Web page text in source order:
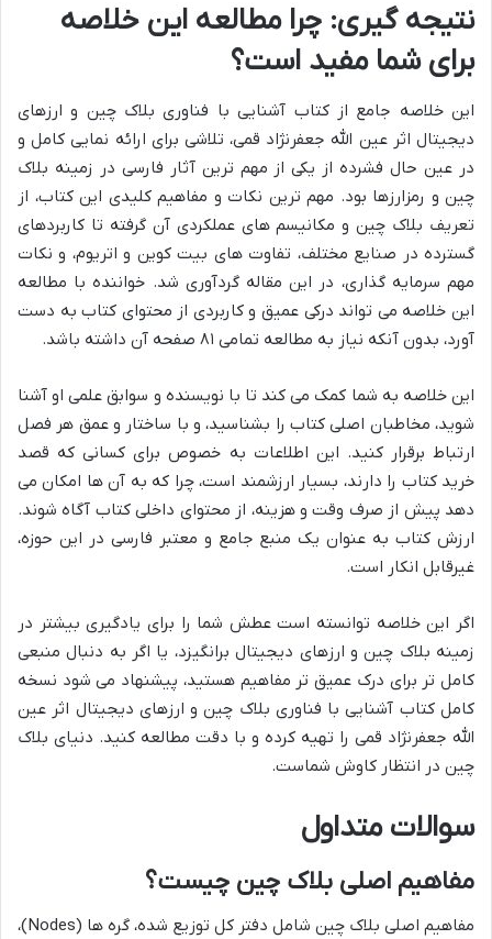
نتیجه گیری: چرا مطالعه این خلاصه
برای شما مفید است؟
این خلاصه جامع از کتاب آشنایی با فناوری بلاک چین و ارزهای
دیجیتال اثر عین الله جعفرنژاد قمی، تلاشی برای ارائه نمایی کامل و
در عین حال فشرده از یکی از مهم ترین آثار فارسی در زمینه بلاک
چین و رمزارزها بود. مهم ترین نکات و مفاهیم کلیدی این کتاب، از
تعریف بلاک چین و مکانیسم های عملکردی آن گرفته تا کاربردهای
گسترده در صنایع مختلف، تفاوت های بیت کوین و اتریوم، و نکات
مهم سرمایه گذاری، در این مقاله گردآوری شد. خواننده با مطالعه
این خلاصه می تواند درکی عمیق و کاربردی از محتوای کتاب به دست
آورد، بدون آنکه نیاز به مطالعه تمامی ۸۱ صفحه آن داشته باشد.
این خلاصه به شما کمک می کند تا با نویسنده و سوابق علمی او آشنا
شوید، مخاطبان اصلی کتاب را بشناسید، و با ساختار و عمق هر فصل
ارتباط برقرار کنید. این اطلاعات به خصوص برای کسانی که قصد
خرید کتاب را دارند، بسیار ارزشمند است، چرا که به آن ها امکان می
دهد پیش از صرف وقت و هزینه، از محتوای داخلی کتاب آگاه شوند.
ارزش کتاب به عنوان یک منبع جامع و معتبر فارسی در این حوزه،
غیرقابل انکار است.
اگر این خلاصه توانسته است عطش شما را برای یادگیری بیشتر در
زمینه بلاک چین و ارزهای دیجیتال برانگیزد، یا اگر به دنبال منبعی
کامل تر برای درک عمیق تر مفاهیم هستید، پیشنهاد می شود نسخه
کامل کتاب آشنایی با فناوری بلاک چین و ارزهای دیجیتال اثر عین
الله جعفرنژاد قمی را تهیه کرده و با دقت مطالعه کنید. دنیای بلاک
چین در انتظار کاوش شماست.
سوالات متداول
مفاهیم اصلی بلاک چین چیست؟
مفاهیم اصلی بلاک چین شامل دفتر کل توزیع شده، گره ها (Nodes)،